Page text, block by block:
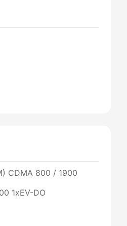
CDMA 800 / 1900
1xEV-DO